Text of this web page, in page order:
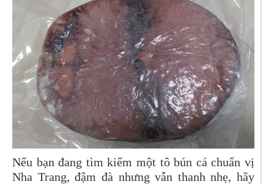
Nếu bạn đang tìm kiếm một tô bún cá chuẩn vị
Nha Trang, đậm đà nhưng vẫn thanh nhẹ, hãy